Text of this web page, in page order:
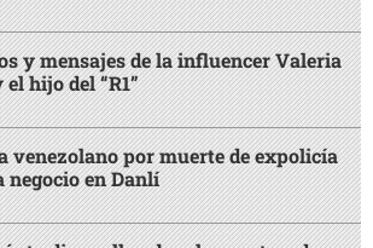
y mensajes de la influencer Valeria
hijo del “R1”
venezolano por muerte de expolicía
negocio en Danlí